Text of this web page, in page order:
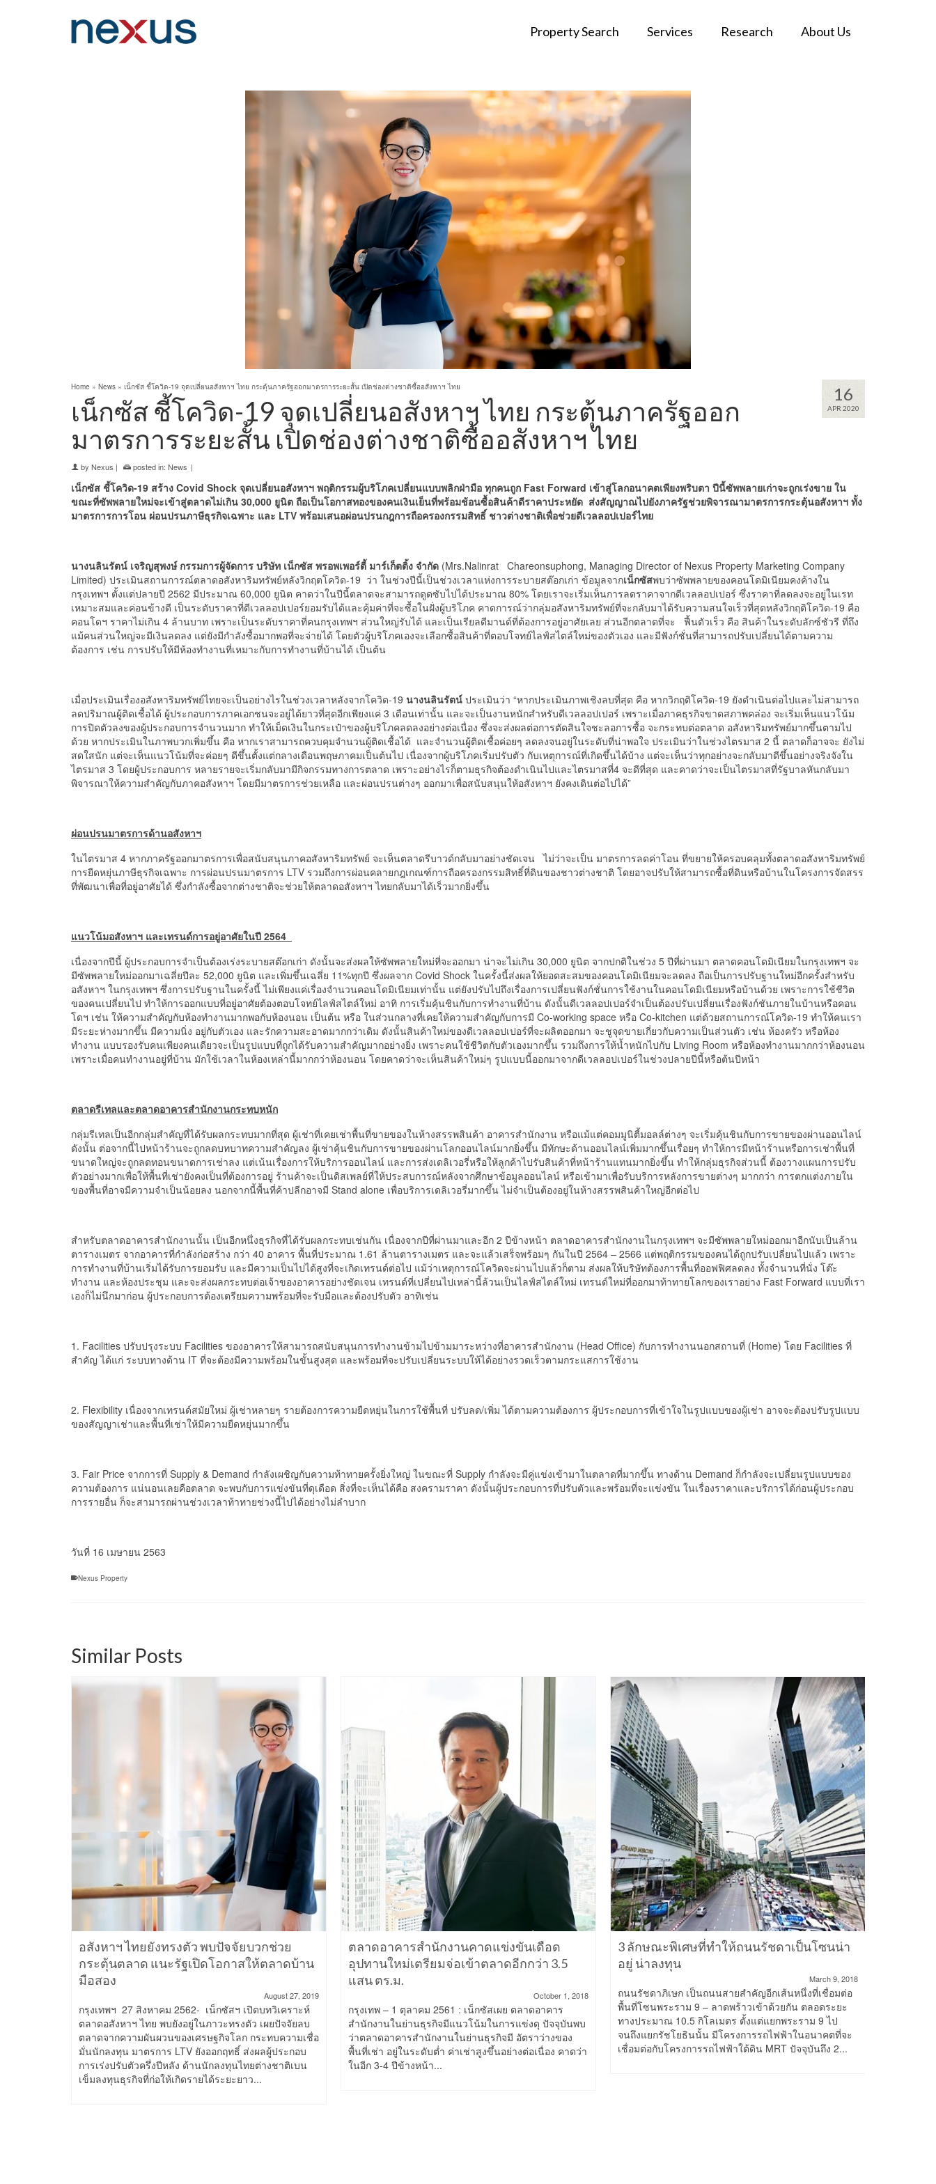
Property Search Services Research About Us
16
APR 2020
Home » News » เน็กซัส ชี้โควิด-19 จุดเปลี่ยนอสังหาฯ ไทย กระตุ้นภาครัฐออกมาตรการระยะสั้น เปิดช่องต่างชาติซื้ออสังหาฯ ไทย
เน็กซัส ชี้โควิด-19 จุดเปลี่ยนอสังหาฯ ไทย กระตุ้นภาครัฐออก
มาตรการระยะสั้น เปิดช่องต่างชาติซื้ออสังหาฯ ไทย
by Nexus | posted in: News |
เน็กซัส ชี้โควิด-19 สร้าง Covid Shock จุดเปลี่ยนอสังหาฯ พฤติกรรมผู้บริโภคเปลี่ยนแบบพลิกฝ่ามือ ทุกคนถูก Fast Forward เข้าสู่โลกอนาคตเพียงพริบตา ปีนี้ซัพพลายเก่าจะถูกเร่งขาย ใน
ขณะที่ซัพพลายใหม่จะเข้าสู่ตลาดไม่เกิน 30,000 ยูนิต ถือเป็นโอกาสทองของคนเงินเย็นที่พร้อมช้อนซื้อสินค้าดีราคาประหยัด ส่งสัญญาณไปยังภาครัฐช่วยพิจารณามาตรการกระตุ้นอสังหาฯ ทั้ง
มาตรการการโอน ผ่อนปรนภาษีธุรกิจเฉพาะ และ LTV พร้อมเสนอผ่อนปรนกฎการถือครองกรรมสิทธิ์ ชาวต่างชาติเพื่อช่วยดีเวลลอปเปอร์ไทย
นางนลินรัตน์ เจริญสุพงษ์ กรรมการผู้จัดการ บริษัท เน็กซัส พรอพเพอร์ตี้ มาร์เก็ตติ้ง จำกัด (Mrs.Nalinrat Chareonsuphong, Managing Director of Nexus Property Marketing Company
Limited) ประเมินสถานการณ์ตลาดอสังหาริมทรัพย์หลังวิกฤตโควิด-19 ว่า ในช่วงปีนี้เป็นช่วงเวลาแห่งการระบายสต๊อกเก่า ข้อมูลจากเน็กซัสพบว่าซัพพลายของคอนโดมิเนียมคงค้างใน
กรุงเทพฯ ตั้งแต่ปลายปี 2562 มีประมาณ 60,000 ยูนิต คาดว่าในปีนี้ตลาดจะสามารถดูดซับไปได้ประมาณ 80% โดยเราจะเริ่มเห็นการลดราคาจากดีเวลลอปเปอร์ ซึ่งราคาที่ลดลงจะอยู่ในเรท
เหมาะสมและค่อนข้างดี เป็นระดับราคาที่ดีเวลลอปเปอร์ยอมรับได้และคุ้มค่าที่จะซื้อในฝั่งผู้บริโภค คาดการณ์ว่ากลุ่มอสังหาริมทรัพย์ที่จะกลับมาได้รับความสนใจเร็วที่สุดหลังวิกฤติโควิด-19 คือ
คอนโดฯ​ ราคาไม่เกิน 4 ล้านบาท เพราะเป็นระดับราคาที่คนกรุงเทพฯ​ ส่วนใหญ่รับได้ และเป็นเรียลดีมานด์ที่ต้องการอยู่อาศัยเลย ส่วนอีกตลาดที่จะ ฟื้นตัวเร็ว คือ สินค้าในระดับลักซ์ชัวรี ที่ถึง
แม้คนส่วนใหญ่จะมีเงินลดลง แต่ยังมีกำลังซื้อมากพอที่จะจ่ายได้ โดยตัวผู้บริโภคเองจะเลือกซื้อสินค้าที่ตอบโจทย์ไลฟ์สไตล์ใหม่ของตัวเอง และมีฟังก์ชั่นที่สามารถปรับเปลี่ยนได้ตามความ
ต้องการ เช่น การปรับให้มีห้องทำงานที่เหมาะกับการทำงานที่บ้านได้ เป็นต้น
เมื่อประเมินเรื่องอสังหาริมทรัพย์ไทยจะเป็นอย่างไรในช่วงเวลาหลังจากโควิด-19 นางนลินรัตน์ ประเมินว่า “หากประเมินภาพเชิงลบที่สุด คือ หากวิกฤติโควิด-19 ยังดำเนินต่อไปและไม่สามารถ
ลดปริมาณผู้ติดเชื้อได้ ผู้ประกอบการภาคเอกชนจะอยู่ได้ยาวที่สุดอีกเพียงแค่ 3 เดือนเท่านั้น และจะเป็นงานหนักสำหรับดีเวลลอปเปอร์ เพราะเมื่อภาคธุรกิจขาดสภาพคล่อง จะเริ่มเห็นแนวโน้ม
การปิดตัวลงของผู้ประกอบการจำนวนมาก ทำให้เม็ดเงินในกระเป๋าของผู้บริโภคลดลงอย่างต่อเนื่อง ซึ่งจะส่งผลต่อการตัดสินใจชะลอการซื้อ จะกระทบต่อตลาด อสังหาริมทรัพย์มากขึ้นตามไป
ด้วย หากประเมินในภาพบวกเพิ่มขึ้น คือ หากเราสามารถควบคุมจำนวนผู้ติดเชื้อได้ และจำนวนผู้ติดเชื้อค่อยๆ ลดลงจนอยู่ในระดับที่น่าพอใจ ประเมินว่าในช่วงไตรมาส 2 นี้ ตลาดก็อาจจะ ยังไม่
สดใสนัก แต่จะเห็นแนวโน้มที่จะค่อยๆ ดีขึ้นตั้งแต่กลางเดือนพฤษภาคมเป็นต้นไป เนื่องจากผู้บริโภคเริ่มปรับตัว กับเหตุการณ์ที่เกิดขึ้นได้บ้าง แต่จะเห็นว่าทุกอย่างจะกลับมาดีขึ้นอย่างจริงจังใน
ไตรมาส 3 โดยผู้ประกอบการ หลายรายจะเริ่มกลับมามีกิจกรรมทางการตลาด เพราะอย่างไรก็ตามธุรกิจต้องดำเนินไปและไตรมาสที่4 จะดีที่สุด และคาดว่าจะเป็นไตรมาสที่รัฐบาลหันกลับมา
พิจารณาให้ความสำคัญกับภาคอสังหาฯ โดยมีมาตรการช่วยเหลือ และผ่อนปรนต่างๆ ออกมาเพื่อสนับสนุนให้อสังหาฯ ยังคงเดินต่อไปได้”
ผ่อนปรนมาตรการด้านอสังหาฯ
ในไตรมาส 4 หากภาครัฐออกมาตรการเพื่อสนับสนุนภาคอสังหาริมทรัพย์ จะเห็นตลาดรีบาวด์กลับมาอย่างชัดเจน ไม่ว่าจะเป็น มาตรการลดค่าโอน ที่ขยายให้ครอบคลุมทั้งตลาดอสังหาริมทรัพย์
การยืดหยุ่นภาษีธุรกิจเฉพาะ การผ่อนปรนมาตรการ LTV รวมถึงการผ่อนคลายกฎเกณฑ์การถือครองกรรมสิทธิ์ที่ดินของชาวต่างชาติ โดยอาจปรับให้สามารถซื้อที่ดินหรือบ้านในโครงการจัดสรร
ที่พัฒนาเพื่อที่อยู่อาศัยได้ ซึ่งกำลังซื้อจากต่างชาติจะช่วยให้ตลาดอสังหาฯ ไทยกลับมาได้เร็วมากยิ่งขึ้น
แนวโน้มอสังหาฯ และเทรนด์การอยู่อาศัยในปี 2564
เนื่องจากปีนี้ ผู้ประกอบการจำเป็นต้องเร่งระบายสต๊อกเก่า ดังนั้นจะส่งผลให้ซัพพลายใหม่ที่จะออกมา น่าจะไม่เกิน 30,000 ยูนิต จากปกติในช่วง 5 ปีที่ผ่านมา ตลาดคอนโดมิเนียมในกรุงเทพฯ จะ
มีซัพพลายใหม่ออกมาเฉลี่ยปีละ 52,000 ยูนิต และเพิ่มขึ้นเฉลี่ย 11%ทุกปี ซึ่งผลจาก Covid Shock ในครั้งนี้ส่งผลให้ยอดสะสมของคอนโดมิเนียมจะลดลง ถือเป็นการปรับฐานใหม่อีกครั้งสำหรับ
อสังหาฯ ในกรุงเทพฯ ซึ่งการปรับฐานในครั้งนี้ ไม่เพียงแค่เรื่องจำนวนคอนโดมิเนียมเท่านั้น แต่ยังปรับไปถึงเรื่องการเปลี่ยนฟังก์ชั่นการใช้งานในคอนโดมิเนียมหรือบ้านด้วย เพราะการใช้ชีวิต
ของคนเปลี่ยนไป ทำให้การออกแบบที่อยู่อาศัยต้องตอบโจทย์ไลฟ์สไตล์ใหม่ อาทิ การเริ่มคุ้นชินกับการทำงานที่บ้าน ดังนั้นดีเวลลอปเปอร์จำเป็นต้องปรับเปลี่ยนเรื่องฟังก์ชันภายในบ้านหรือคอน
โดฯ เช่น ให้ความสำคัญกับห้องทำงานมากพอกับห้องนอน เป็นต้น หรือ ในส่วนกลางที่เคยให้ความสำคัญกับการมี Co-working space หรือ Co-kitchen แต่ด้วยสถานการณ์โควิด-19 ทำให้คนเรา
มีระยะห่างมากขึ้น มีความนิ่ง อยู่กับตัวเอง และรักความสะอาดมากกว่าเดิม ดังนั้นสินค้าใหม่ของดีเวลลอปเปอร์ที่จะผลิตออกมา จะชูจุดขายเกี่ยวกับความเป็นส่วนตัว เช่น ห้องครัว หรือห้อง
ทำงาน แบบรองรับคนเพียงคนเดียวจะเป็นรูปแบบที่ถูกได้รับความสำคัญมากอย่างยิ่ง เพราะคนใช้ชีวิตกับตัวเองมากขึ้น รวมถึงการให้น้ำหนักไปกับ Living Room หรือห้องทำงานมากกว่าห้องนอน
เพราะเมื่อคนทำงานอยู่ที่บ้าน มักใช้เวลาในห้องเหล่านี้มากกว่าห้องนอน โดยคาดว่าจะเห็นสินค้าใหม่ๆ รูปแบบนี้ออกมาจากดีเวลลอปเปอร์ในช่วงปลายปีนี้หรือต้นปีหน้า
ตลาดรีเทลและตลาดอาคารสำนักงานกระทบหนัก
กลุ่มรีเทลเป็นอีกกลุ่มสำคัญที่ได้รับผลกระทบมากที่สุด ผู้เช่าที่เคยเช่าพื้นที่ขายของในห้างสรรพสินค้า อาคารสำนักงาน หรือแม้แต่คอมมูนิตี้มอลล์ต่างๆ จะเริ่มคุ้นชินกับการขายของผ่านออนไลน์
ดังนั้น ต่อจากนี้ไปหน้าร้านจะถูกลดบทบาทความสำคัญลง ผู้เช่าคุ้นชินกับการขายของผ่านโลกออนไลน์มากยิ่งขึ้น มีทักษะด้านออนไลน์เพิ่มมากขึ้นเรื่อยๆ ทำให้การมีหน้าร้านหรือการเช่าพื้นที่
ขนาดใหญ่จะถูกลดทอนขนาดการเช่าลง แต่เน้นเรื่องการให้บริการออนไลน์ และการส่งเดลิเวอรี่หรือให้ลูกค้าไปรับสินค้าที่หน้าร้านแทนมากยิ่งขึ้น ทำให้กลุ่มธุรกิจส่วนนี้ ต้องวางแผนการปรับ
ตัวอย่างมากเพื่อให้พื้นที่เช่ายังคงเป็นที่ต้องการอยู่ ร้านค้าจะเป็นดิสเพลย์ที่ให้ประสบการณ์หลังจากศึกษาข้อมูลออนไลน์ หรือเข้ามาเพื่อรับบริการหลังการขายต่างๆ มากกว่า การตกแต่งภายใน
ของพื้นที่อาจมีความจำเป็นน้อยลง นอกจากนี้พื้นที่ค้าปลีกอาจมี Stand alone เพื่อบริการเดลิเวอรี่มากขึ้น ไม่จำเป็นต้องอยู่ในห้างสรรพสินค้าใหญ่อีกต่อไป
สำหรับตลาดอาคารสำนักงานนั้น เป็นอีกหนึ่งธุรกิจที่ได้รับผลกระทบเช่นกัน เนื่องจากปีที่ผ่านมาและอีก 2 ปีข้างหน้า ตลาดอาคารสำนักงานในกรุงเทพฯ จะมีซัพพลายใหม่ออกมาอีกนับเป็นล้าน
ตารางเมตร จากอาคารที่กำลังก่อสร้าง กว่า 40 อาคาร พื้นที่ประมาณ 1.61 ล้านตารางเมตร และจะแล้วเสร็จพร้อมๆ กันในปี 2564 – 2566 แต่พฤติกรรมของคนได้ถูกปรับเปลี่ยนไปแล้ว เพราะ
การทำงานที่บ้านเริ่มได้รับการยอมรับ และมีความเป็นไปได้สูงที่จะเกิดเทรนด์ต่อไป แม้ว่าเหตุการณ์โควิดจะผ่านไปแล้วก็ตาม ส่งผลให้บริษัทต้องการพื้นที่ออฟฟิศลดลง ทั้งจำนวนที่นั่ง โต๊ะ
ทำงาน และห้องประชุม และจะส่งผลกระทบต่อเจ้าของอาคารอย่างชัดเจน เทรนด์ที่เปลี่ยนไปเหล่านี้ล้วนเป็นไลฟ์สไตล์ใหม่ เทรนด์ใหม่ที่ออกมาท้าทายโลกของเราอย่าง Fast Forward แบบที่เรา
เองก็ไม่นึกมาก่อน ผู้ประกอบการต้องเตรียมความพร้อมที่จะรับมือและต้องปรับตัว อาทิเช่น
1. Facilities ปรับปรุงระบบ Facilities ของอาคารให้สามารถสนับสนุนการทำงานข้ามไปข้ามมาระหว่างที่อาคารสำนักงาน (Head Office) กับการทำงานนอกสถานที่ (Home) โดย Facilities ที่
สำคัญ ได้แก่ ระบบทางด้าน IT ที่จะต้องมีความพร้อมในขั้นสูงสุด และพร้อมที่จะปรับเปลี่ยนระบบให้ได้อย่างรวดเร็วตามกระแสการใช้งาน
2. Flexibility เนื่องจากเทรนด์สมัยใหม่ ผู้เช่าหลายๆ รายต้องการความยืดหยุ่นในการใช้พื้นที่ ปรับลด/เพิ่ม ได้ตามความต้องการ ผู้ประกอบการที่เข้าใจในรูปแบบของผู้เช่า อาจจะต้องปรับรูปแบบ
ของสัญญาเช่าและพื้นที่เช่าให้มีความยืดหยุ่นมากขึ้น
3. Fair Price จากการที่ Supply & Demand กำลังเผชิญกับความท้าทายครั้งยิ่งใหญ่ ในขณะที่ Supply กำลังจะมีคู่แข่งเข้ามาในตลาดที่มากขึ้น ทางด้าน Demand ก็กำลังจะเปลี่ยนรูปแบบของ
ความต้องการ แน่นอนเลยคือตลาด จะพบกับการแข่งขันที่ดุเดือด สิ่งที่จะเห็นได้คือ สงครามราคา ดังนั้นผู้ประกอบการที่ปรับตัวและพร้อมที่จะแข่งขัน ในเรื่องราคาและบริการได้ก่อนผู้ประกอบ
การรายอื่น ก็จะสามารถผ่านช่วงเวลาท้าทายช่วงนี้ไปได้อย่างไม่ลำบาก
วันที่ 16 เมษายน 2563
Nexus Property
Similar Posts
อสังหาฯ ไทยยังทรงตัว พบปัจจัยบวกช่วย
กระตุ้นตลาด แนะรัฐเปิดโอกาสให้ตลาดบ้าน
มือสอง
August 27, 2019
กรุงเทพฯ 27 สิงหาคม 2562- เน็กซัสฯ เปิดบทวิเคราะห์
ตลาดอสังหาฯ ไทย พบยังอยู่ในภาวะทรงตัว เผยปัจจัยลบ
ตลาดจากความผันผวนของเศรษฐกิจโลก กระทบความเชื่อ
มั่นนักลงทุน มาตรการ LTV ยังออกฤทธิ์ ส่งผลผู้ประกอบ
การเร่งปรับตัวครึ่งปีหลัง ด้านนักลงทุนไทยต่างชาติเบน
เข็มลงทุนธุรกิจที่ก่อให้เกิดรายได้ระยะยาว...
ตลาดอาคารสำนักงานคาดแข่งขันเดือด
อุปทานใหม่เตรียมจ่อเข้าตลาดอีกกว่า 3.5
แสน ตร.ม.
October 1, 2018
กรุงเทพ – 1 ตุลาคม 2561 : เน็กซัสเผย ตลาดอาคาร
สำนักงานในย่านธุรกิจมีแนวโน้มในการแข่งดุ ปัจจุบันพบ
ว่าตลาดอาคารสำนักงานในย่านธุรกิจมี อัตราว่างของ
พื้นที่เช่า อยู่ในระดับต่ำ ค่าเช่าสูงขึ้นอย่างต่อเนื่อง คาดว่า
ในอีก 3-4 ปีข้างหน้า...
3 ลักษณะพิเศษที่ทำให้ถนนรัชดาเป็นโซนน่า
อยู่ น่าลงทุน
March 9, 2018
ถนนรัชดาภิเษก เป็นถนนสายสำคัญอีกเส้นหนึ่งที่เชื่อมต่อ
พื้นที่โซนพระราม 9 – ลาดพร้าวเข้าด้วยกัน ตลอดระยะ
ทางประมาณ 10.5 กิโลเมตร ตั้งแต่แยกพระราม 9 ไป
จนถึงแยกรัชโยธินนั้น มีโครงการรถไฟฟ้าในอนาคตที่จะ
เชื่อมต่อกับโครงการรถไฟฟ้าใต้ดิน MRT ปัจจุบันถึง 2...